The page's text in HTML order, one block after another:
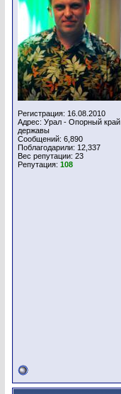
Регистрация: 16.08.2010
Адрес: Урал - Опорный край
державы
Сообщений: 6,890
Поблагодарили: 12,337
Вес репутации: 23
Репутация: 108